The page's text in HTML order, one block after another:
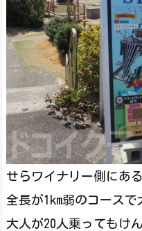
せらワイナリー側にある
全長が1km弱のコース
大人が20人乗ってもけ